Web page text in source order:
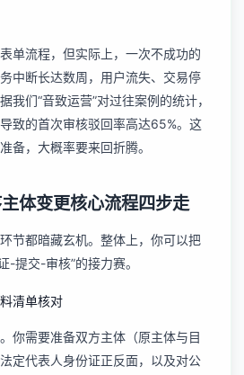
单流程，但实际上，一次不成功的
中断长达数周，用户流失、交易停
我们“音致运营”对过往案例的统计，
致的首次审核驳回率高达65%。这
备，大概率要来回折腾。
体变更核心流程四步走
节都暗藏玄机。整体上，你可以把
-提交-审核”的接力赛。
清单核对
你需要准备双方主体（原主体与目
定代表人身份证正反面，以及对公